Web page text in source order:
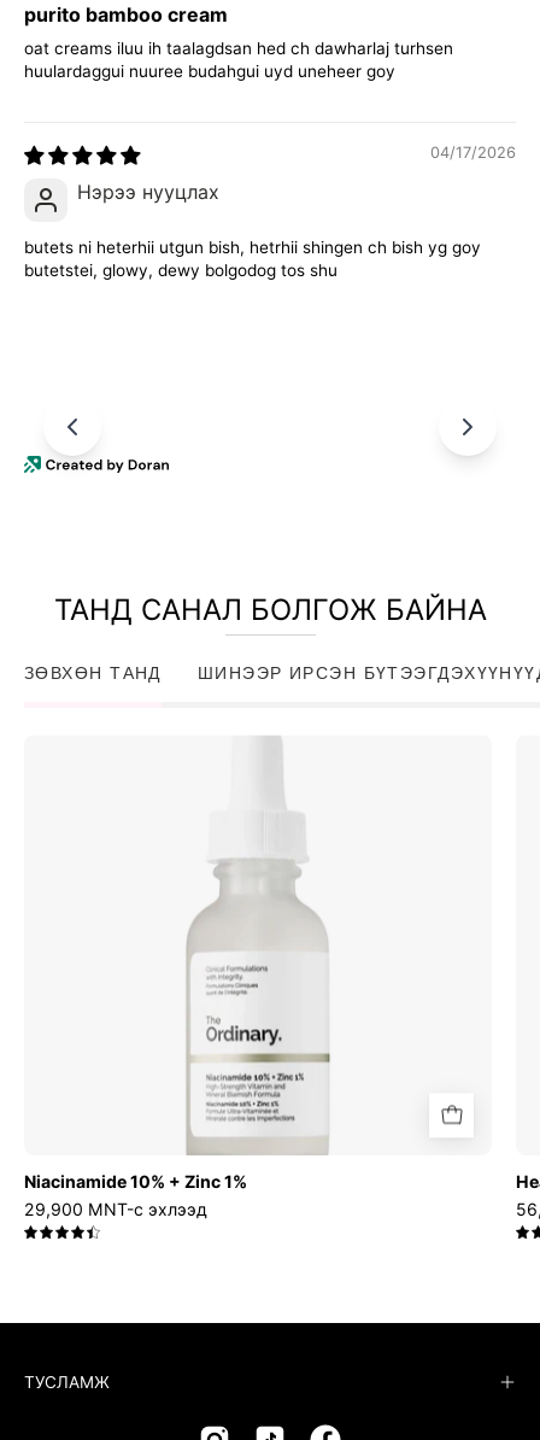
purito bamboo cream
oat creams iluu ih taalagdsan hed ch dawharlaj turhsen
huulardaggui nuuree budahgui uyd uneheer goy
04/17/2026
Нэрээ нууцлах
butets ni heterhii utgun bish, hetrhii shingen ch bish yg goy
butetstei, glowy, dewy bolgodog tos shu
ТАНД САНАЛ БОЛГОЖ БАЙНА
ЗӨВХӨН ТАНД ШИНЭЭР ИРСЭН
Niacinamide 10% + Zinc 1%
29,900 MNT-с эхлээд
ТУСЛАМЖ